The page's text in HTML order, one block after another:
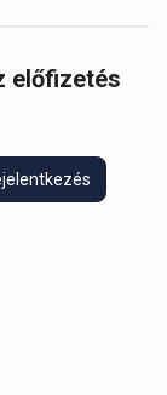
előfizetés